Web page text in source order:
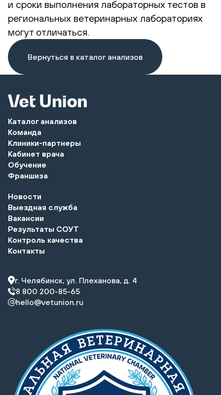
и сроки выполнения лабораторных тестов в
региональных ветеринарных лабораториях
могут отличаться.
Вернуться в каталог анализов
Каталог анализов
Команда
Клиники-партнеры
Кабинет врача
Обучение
Франшиза
Новости
Выездная служба
Вакансии
Результаты СОУТ
Контроль качества
Контакты
г. Челябинск, ул. Плеханова, д. 4
8 800 200-85-65
hello@vetunion.ru